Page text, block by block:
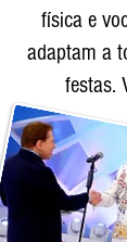
física e
adaptam a
festas.